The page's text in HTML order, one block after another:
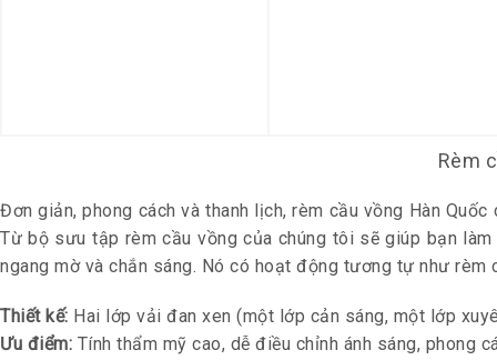
Rèm
Đơn giản, phong cách và thanh lịch, rèm cầu vồng Hàn
Từ bộ sưu tập rèm cầu vồng của chúng tôi sẽ giúp bạn
ngang mờ và chắn sáng. Nó có hoạt động tương tự như rèm
Thiết kế: Hai lớp vải đan xen (một lớp cản sáng, một lớp
Ưu điểm: Tính thẩm mỹ cao, dễ điều chỉnh ánh sáng, phong